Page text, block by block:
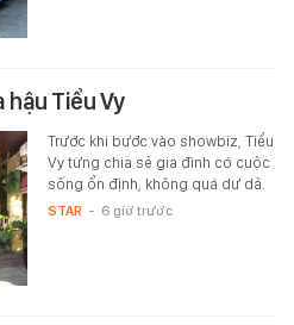
hậu Tiểu Vy
Trước khi bước vào showbiz, Tiểu
Vy từng chia sẻ gia đình có cuộc
sống ổn định, không quá dư dả.
STAR - 6 giờ trước